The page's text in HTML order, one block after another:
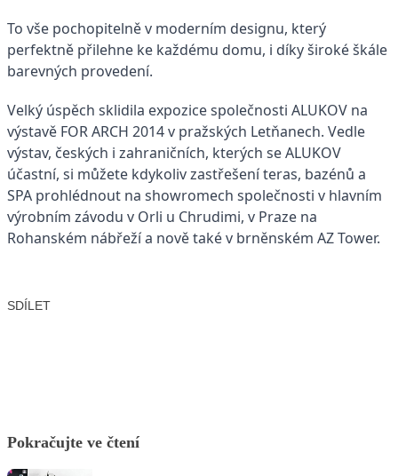
To vše pochopitelně v moderním designu, který
perfektně přilehne ke každému domu, i díky široké škále
barevných provedení.
Velký úspěch sklidila expozice společnosti ALUKOV na
výstavě FOR ARCH 2014 v pražských Letňanech. Vedle
výstav, českých i zahraničních, kterých se ALUKOV
účastní, si můžete kdykoliv zastřešení teras, bazénů a
SPA prohlédnout na showromech společnosti v hlavním
výrobním závodu v Orli u Chrudimi, v Praze na
Rohanském nábřeží a nově také v brněnském AZ Tower.
SDÍLET
Pokračujte ve čtení